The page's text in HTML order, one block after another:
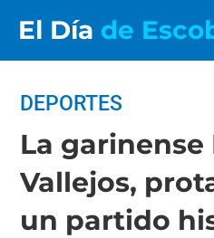
El Día de
DEPORTES
La garinense
Vallejos,
un partido